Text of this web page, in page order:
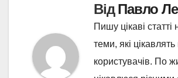
ВідПавло
Пишу цікаві статті
теми, які
користувачів. По